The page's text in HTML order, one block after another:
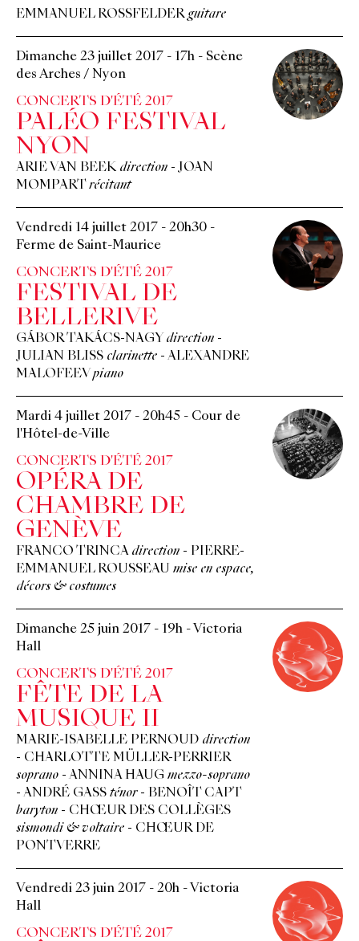
EMMANUEL ROSSFELDER guitare
Dimanche 23 juillet 2017 - 17h - Scène
des Arches / Nyon
CONCERTS D'ÉTÉ 2017
PALÉO FESTIVAL
NYON
ARIE VAN BEEK direction - JOAN
MOMPART récitant
Vendredi 14 juillet 2017 - 20h30 -
Ferme de Saint-Maurice
CONCERTS D'ÉTÉ 2017
FESTIVAL DE
BELLERIVE
GÁBOR TAKÁCS-NAGY direction -
JULIAN BLISS clarinette - ALEXANDRE
MALOFEEV piano
Mardi 4 juillet 2017 - 20h45 - Cour de
l'Hôtel-de-Ville
CONCERTS D'ÉTÉ 2017
OPÉRA DE
CHAMBRE DE
GENÈVE
FRANCO TRINCA direction - PIERRE-
EMMANUEL ROUSSEAU mise en espace,
décors & costumes
Dimanche 25 juin 2017 - 19h - Victoria
Hall
CONCERTS D'ÉTÉ 2017
FÊTE DE LA
MUSIQUE II
MARIE-ISABELLE PERNOUD direction
- CHARLOTTE MÜLLER-PERRIER
soprano - ANNINA HAUG mezzo-soprano
- ANDRÉ GASS ténor - BENOÎT CAPT
baryton - CHŒUR DES COLLÈGES
sismondi & voltaire - CHŒUR DE
PONTVERRE
Vendredi 23 juin 2017 - 20h - Victoria
Hall
CONCERTS D'ÉTÉ 2017